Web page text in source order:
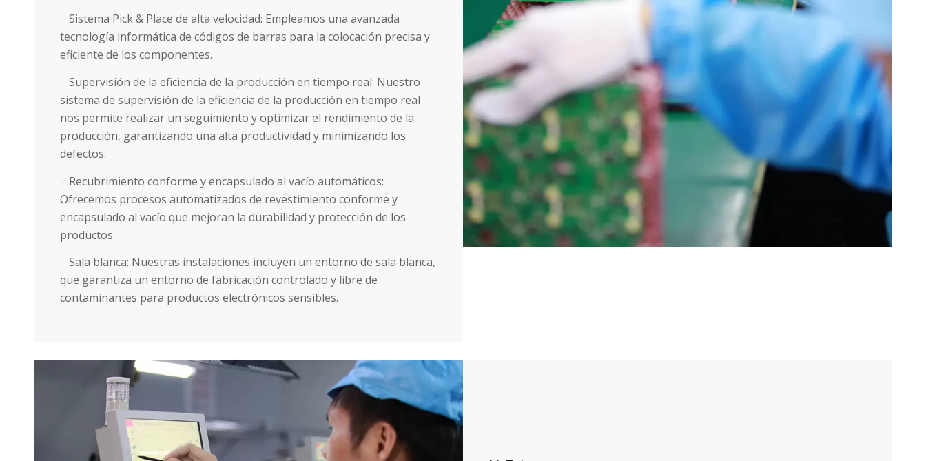
Sistema Pick & Place de alta velocidad: Empleamos una avanzada
tecnología informática de códigos de barras para la colocación precisa y
eficiente de los componentes.
Supervisión de la eficiencia de la producción en tiempo real: Nuestro
sistema de supervisión de la eficiencia de la producción en tiempo real
nos permite realizar un seguimiento y optimizar el rendimiento de la
producción, garantizando una alta productividad y minimizando los
defectos.
Recubrimiento conforme y encapsulado al vacío automáticos:
Ofrecemos procesos automatizados de revestimiento conforme y
encapsulado al vacío que mejoran la durabilidad y protección de los
productos.
Sala blanca: Nuestras instalaciones incluyen un entorno de sala blanca,
que garantiza un entorno de fabricación controlado y libre de
contaminantes para productos electrónicos sensibles.